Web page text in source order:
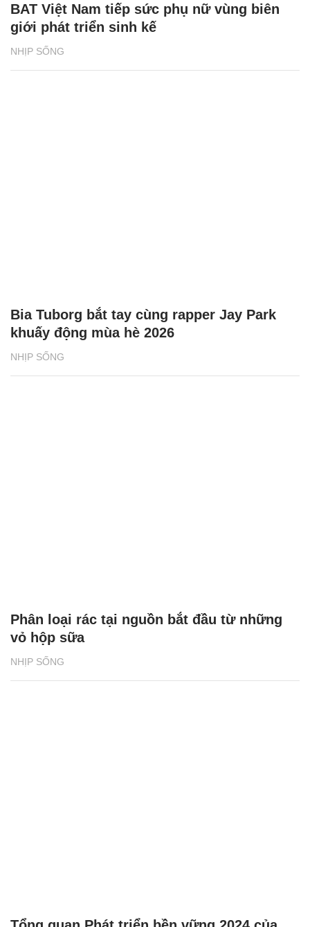
NHỊP SỐNG
BAT Việt Nam tiếp sức phụ nữ vùng biên
giới phát triển sinh kế
NHỊP SỐNG
Bia Tuborg bắt tay cùng rapper Jay Park
khuấy động mùa hè 2026
NHỊP SỐNG
Phân loại rác tại nguồn bắt đầu từ những
vỏ hộp sữa